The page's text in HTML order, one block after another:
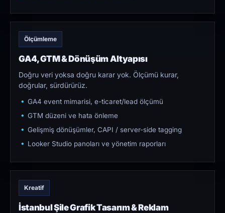
Ölçümleme
GA4, GTM & Dönüşüm Altyapısı
Doğru veri yoksa doğru karar yok. Ölçümü kurar,
doğrular, sürdürürüz.
GA4 event mimarisi, e-ticaret/lead ölçümü
GTM düzeni ve hata önleme
Gelişmiş dönüşümler, CAPI / server-side tagging
Looker Studio panoları ve yönetim raporları
Kreatif
İstanbul Şile Grafik Tasarım & Reklam